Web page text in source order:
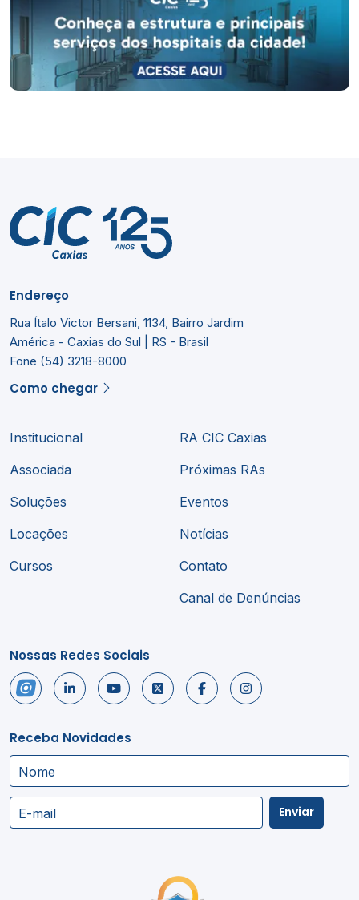
Endereço
Rua Ítalo Victor Bersani, 1134, Bairro Jardim
América - Caxias do Sul | RS - Brasil
Fone (54) 3218-8000
Como chegar
Institucional
Associada
Soluções
Locações
Cursos
RA CIC Caxias
Próximas RAs
Eventos
Notícias
Contato
Canal de Denúncias
Nossas Redes Sociais
Receba Novidades
Nome
E-mail Enviar